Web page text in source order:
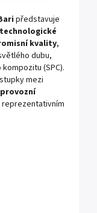
představuje
kvality,
dubu,
(SPC).
mezi